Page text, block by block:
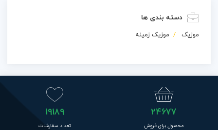
دسته بندی ها
موزیک موزیک زمینه
24677
محصول برای فروش
19189
تعداد سفارشات